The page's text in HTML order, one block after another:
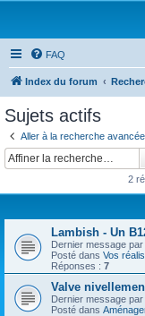
FAQ
Index du forum
Sujets actifs
Aller à la recherche avancée
2
Lambish - Un
Dernier message par
Posté dans Vos
Réponses : 7
Valve
Dernier message par
Posté dans